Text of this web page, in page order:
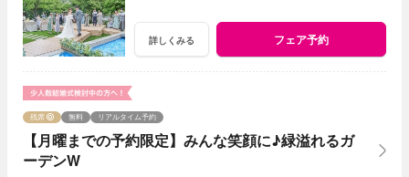
詳しくみる フェア予約
【月曜までの予約限定】みんな笑顔に♪緑溢れるガ
ーデンW
残席 無料 リアルタイム予約